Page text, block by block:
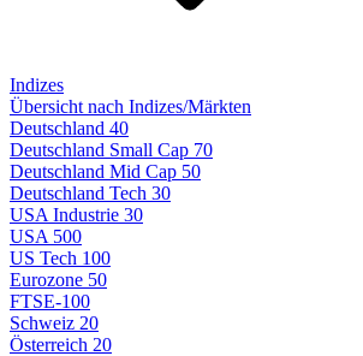
Indizes
Übersicht nach Indizes/Märkten
Deutschland 40
Deutschland Small Cap 70
Deutschland Mid Cap 50
Deutschland Tech 30
USA Industrie 30
USA 500
US Tech 100
Eurozone 50
FTSE-100
Schweiz 20
Österreich 20